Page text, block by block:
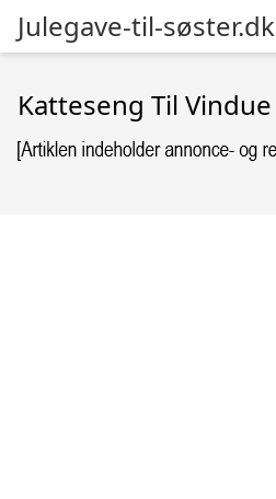
Julegave-til-søster.dk
Katteseng Til Vindue